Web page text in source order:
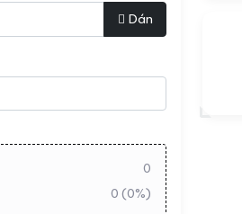
Dán
0
0 (0%)